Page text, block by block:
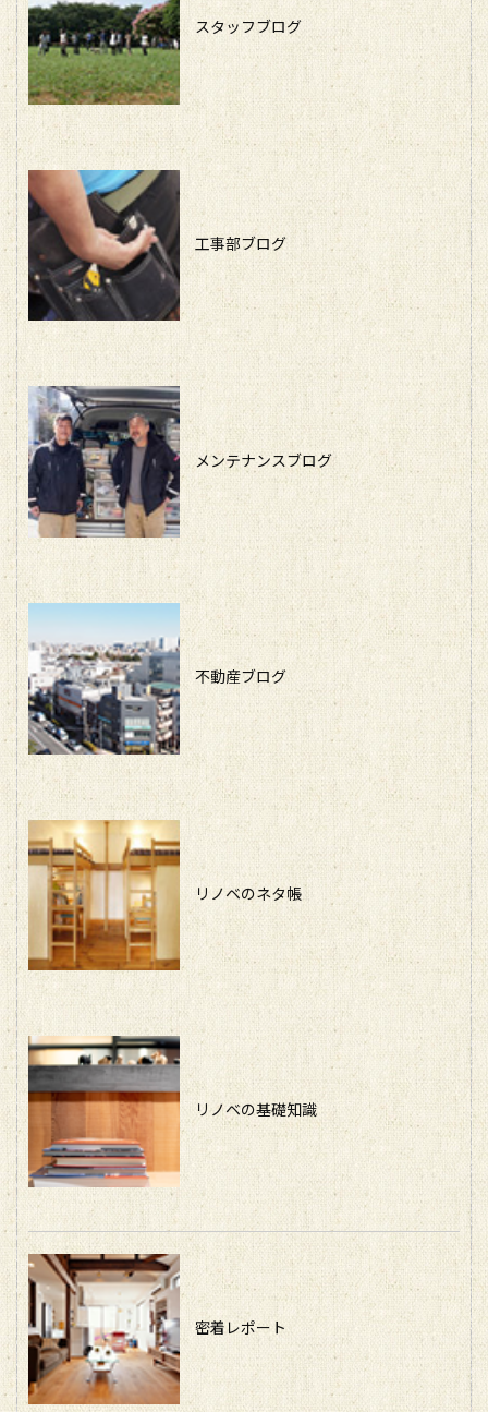
スタッフブログ
工事部ブログ
メンテナンスブログ
不動産ブログ
リノベのネタ帳
リノベの基礎知識
密着レポート